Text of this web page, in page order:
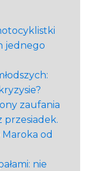
jednego
zaufania
przesiadek.
od
nie